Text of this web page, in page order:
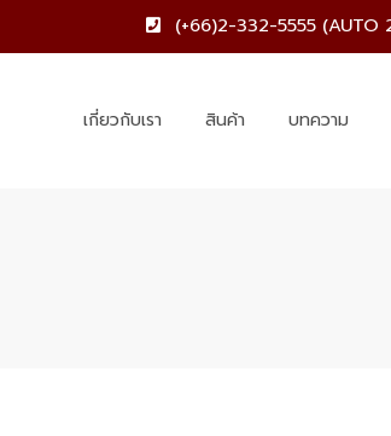
(+66)2-332-5555 (AUTO
เกี่ยวกับเรา สินค้า บทความ